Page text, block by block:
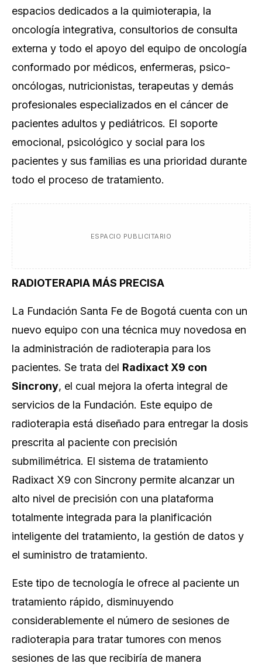
espacios dedicados a la quimioterapia, la
oncología integrativa, consultorios de consulta
externa y todo el apoyo del equipo de oncología
conformado por médicos, enfermeras, psico-
oncólogas, nutricionistas, terapeutas y demás
profesionales especializados en el cáncer de
pacientes adultos y pediátricos. El soporte
emocional, psicológico y social para los
pacientes y sus familias es una prioridad durante
todo el proceso de tratamiento.
ESPACIO PUBLICITARIO
RADIOTERAPIA MÁS PRECISA
La Fundación Santa Fe de Bogotá cuenta con un
nuevo equipo con una técnica muy novedosa en
la administración de radioterapia para los
pacientes. Se trata del Radixact X9 con
Sincrony, el cual mejora la oferta integral de
servicios de la Fundación. Este equipo de
radioterapia está diseñado para entregar la dosis
prescrita al paciente con precisión
submilimétrica. El sistema de tratamiento
Radixact X9 con Sincrony permite alcanzar un
alto nivel de precisión con una plataforma
totalmente integrada para la planificación
inteligente del tratamiento, la gestión de datos y
el suministro de tratamiento.
Este tipo de tecnología le ofrece al paciente un
tratamiento rápido, disminuyendo
considerablemente el número de sesiones de
radioterapia para tratar tumores con menos
sesiones de las que recibiría de manera